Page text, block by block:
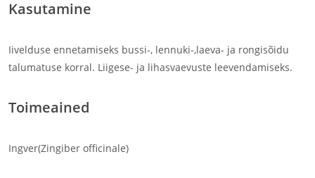
Kasutamine
Iivelduse ennetamiseks bussi-, lennuki-,laeva- ja rongisõidu
talumatuse korral. Liigese- ja lihasvaevuste leevendamiseks.
Toimeained
Ingver(Zingiber officinale)